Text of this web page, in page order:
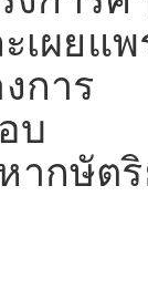
เผยแพ
การ
บ
ากษัต